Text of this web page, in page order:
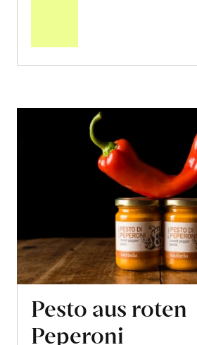
Pesto aus roten
Peperoni